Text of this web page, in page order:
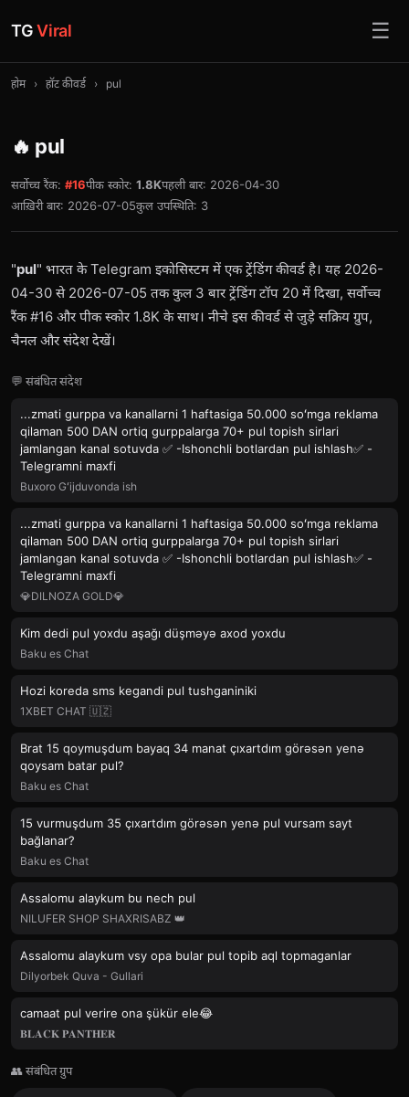
TGViral ☰
होम › हॉट कीवर्ड › pul
🔥 pul
सर्वोच्च रैंक: #16पीक स्कोर: 1.8Kपहली बार: 2026-04-30
आख़िरी बार: 2026-07-05कुल उपस्थिति: 3
"pul" भारत के Telegram इकोसिस्टम में एक ट्रेंडिंग कीवर्ड है। यह 2026-
04-30 से 2026-07-05 तक कुल 3 बार ट्रेंडिंग टॉप 20 में दिखा, सर्वोच्च
रैंक #16 और पीक स्कोर 1.8K के साथ। नीचे इस कीवर्ड से जुड़े सक्रिय ग्रुप,
चैनल और संदेश देखें।
💬 संबंधित संदेश
...zmati gurppa va kanallarni 1 haftasiga 50.000 soʻmga reklama
qilaman 500 DAN ortiq gurppalarga 70+ pul topish sirlari
jamlangan kanal sotuvda ✅ -Ishonchli botlardan pul ishlash✅ -
Telegramni maxfi
Buxoro Gʻijduvonda ish
...zmati gurppa va kanallarni 1 haftasiga 50.000 soʻmga reklama
qilaman 500 DAN ortiq gurppalarga 70+ pul topish sirlari
jamlangan kanal sotuvda ✅ -Ishonchli botlardan pul ishlash✅ -
Telegramni maxfi
💎DILNOZA GOLD💎
Kim dedi pul yoxdu aşağı düşməyə axod yoxdu
Baku es Chat
Hozi koreda sms kegandi pul tushganiniki
1XBET CHAT 🇺🇿
Brat 15 qoymuşdum bayaq 34 manat çıxartdım görəsən yenə
qoysam batar pul?
Baku es Chat
15 vurmuşdum 35 çıxartdım görəsən yenə pul vursam sayt
bağlanar?
Baku es Chat
Assalomu alaykum bu nech pul
NILUFER SHOP SHAXRISABZ 👑
Assalomu alaykum vsy opa bular pul topib aql topmaganlar
Dilyorbek Quva - Gullari
camaat pul verire ona şükür ele😂
𝐁𝐋𝐀𝐂𝐊 𝐏𝐀𝐍𝐓𝐇𝐄𝐑
👥 संबंधित ग्रुप